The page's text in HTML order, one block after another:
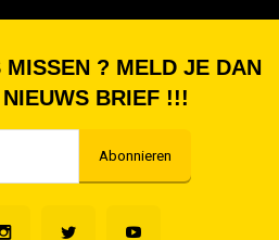
MISSEN ? MELD JE DAN
BRIEF !!!
Abonnieren